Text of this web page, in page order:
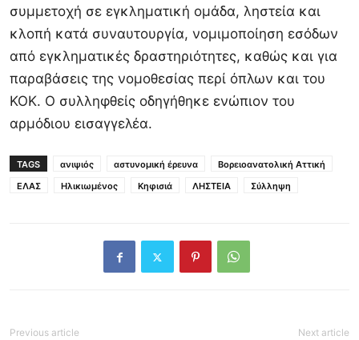
συμμετοχή σε εγκληματική ομάδα, ληστεία και
κλοπή κατά συναυτουργία, νομιμοποίηση εσόδων
από εγκληματικές δραστηριότητες, καθώς και για
παραβάσεις της νομοθεσίας περί όπλων και του
ΚΟΚ. Ο συλληφθείς οδηγήθηκε ενώπιον του
αρμόδιου εισαγγελέα.
TAGS ανιψιός αστυνομική έρευνα
Βορειοανατολική Αττική
ΕΛΑΣ
Ηλικιωμένος Κηφισιά ΛΗΣΤΕΙΑ Σύλληψη
Previous article Next article